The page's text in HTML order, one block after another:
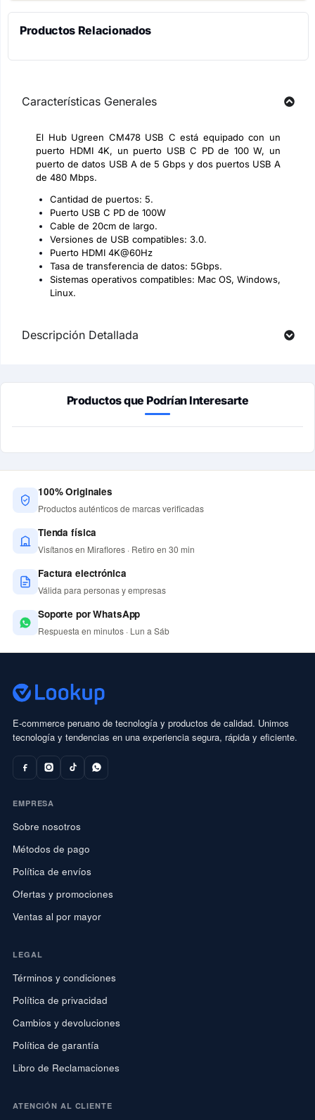
Productos Relacionados
Características Generales
El Hub Ugreen CM478 USB C está equipado con un
puerto HDMI 4K, un puerto USB C PD de 100 W, un
puerto de datos USB A de 5 Gbps y dos puertos USB A
de 480 Mbps.
Cantidad de puertos: 5.
Puerto USB C PD de 100W
Cable de 20cm de largo.
Versiones de USB compatibles: 3.0.
Puerto HDMI 4K@60Hz
Tasa de transferencia de datos: 5Gbps.
Sistemas operativos compatibles: Mac OS, Windows,
Linux.
Descripción Detallada
Productos que Podrían Interesarte
100% Originales
Productos auténticos de marcas verificadas
Tienda física
Visítanos en Miraflores · Retiro en 30 min
Factura electrónica
Válida para personas y empresas
Soporte por WhatsApp
Respuesta en minutos · Lun a Sáb
E-commerce peruano de tecnología y productos de calidad. Unimos
tecnología y tendencias en una experiencia segura, rápida y eficiente.
EMPRESA
Sobre nosotros
Métodos de pago
Política de envíos
Ofertas y promociones
Ventas al por mayor
LEGAL
Términos y condiciones
Política de privacidad
Cambios y devoluciones
Política de garantía
Libro de Reclamaciones
ATENCIÓN AL CLIENTE